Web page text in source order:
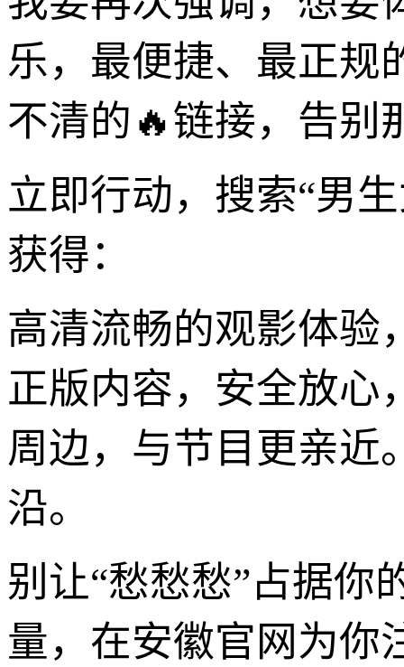
乐，最便捷、最正规
不清的🔥链接，告别
立即行动，搜索“男
获得：
高清流畅的观影体验
正版内容，安全放心
周边，与节目更亲近
沿。
别让“愁愁愁”占据你
量，在安徽官网为你